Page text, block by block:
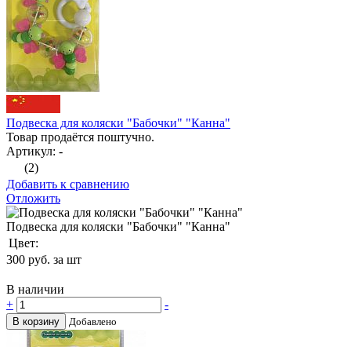
Подвеска для коляски "Бабочки" "Канна"
Товар продаётся поштучно.
Артикул: -
(2)
Добавить к сравнению
Отложить
Подвеска для коляски "Бабочки" "Канна"
Цвет:
300 руб. за шт
В наличии
+
-
В корзину Добавлено